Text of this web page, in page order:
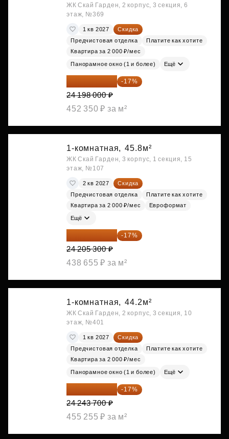
ЖК Скай Гарден, 2 корпус, 3 секция, 6
этаж, №369
1 кв 2027
Скидка
Предчистовая отделка
Платите как хотите
Квартира за 2 000 ₽/мес
Панорамное окно (1 и более) Ещё
20 084 340 ₽ -17%
24 198 000 ₽
452 350 ₽ за м²
1-комнатная, 45.8м²
ЖК Скай Гарден, 3 корпус, 1 секция, 15
этаж, №107
2 кв 2027
Скидка
Предчистовая отделка
Платите как хотите
Квартира за 2 000 ₽/мес
Евроформат
Ещё
20 090 399 ₽ -17%
24 205 300 ₽
438 655 ₽ за м²
1-комнатная, 44.2м²
ЖК Скай Гарден, 2 корпус, 3 секция, 10
этаж, №401
1 кв 2027
Скидка
Предчистовая отделка
Платите как хотите
Квартира за 2 000 ₽/мес
Панорамное окно (1 и более) Ещё
20 122 271 ₽ -17%
24 243 700 ₽
455 255 ₽ за м²